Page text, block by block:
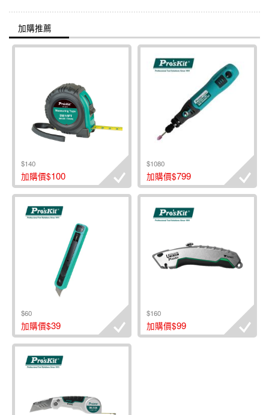
加購推薦
$140
加購價$100
$1080
加購價$799
$60
加購價$39
$160
加購價$99